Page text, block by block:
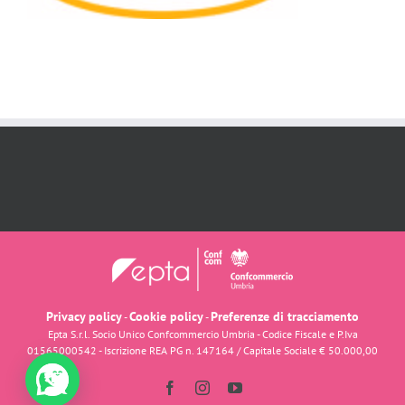
Privacy policy-Cookie policy-Preferenze di tracciamento
Epta S.r.l. Socio Unico Confcommercio Umbria - Codice Fiscale e P.Iva
01565000542 - Iscrizione REA PG n. 147164 / Capitale Sociale € 50.000,00
FacebookInstagramYouTube